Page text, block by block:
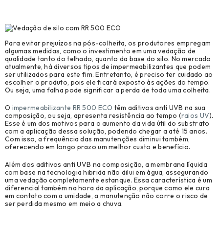
Para evitar prejuízos na pós-colheita, os produtores empregam
algumas medidas, como o investimento em uma vedação de
qualidade tanto do telhado, quanto da base do silo. No mercado
atualmente, há diversos tipos de impermeabilizantes que podem
ser utilizados para este fim. Entretanto, é preciso ter cuidado ao
escolher o produto, pois ele ficará exposto às ações do tempo.
Ou seja, uma falha pode significar a perda de toda uma colheita.
O impermeabilizante RR 500 ECO têm aditivos anti UVB na sua
composição, ou seja, apresenta resistência ao tempo (raios UV).
Esse é um dos motivos para o aumento da vida útil do substrato
com a aplicação dessa solução, podendo chegar a até 15 anos.
Com isso, a frequência das manutenções diminui também,
oferecendo em longo prazo um melhor custo e benefício.
Além dos aditivos anti UVB na composição, a membrana líquida
com base na tecnologia hibrida não dilui em água, assegurando
uma vedação completamente estanque. Essa característica é um
diferencial também na hora da aplicação, porque como ele cura
em contato com a umidade, a manutenção não corre o risco de
ser perdida mesmo em meio a chuva.